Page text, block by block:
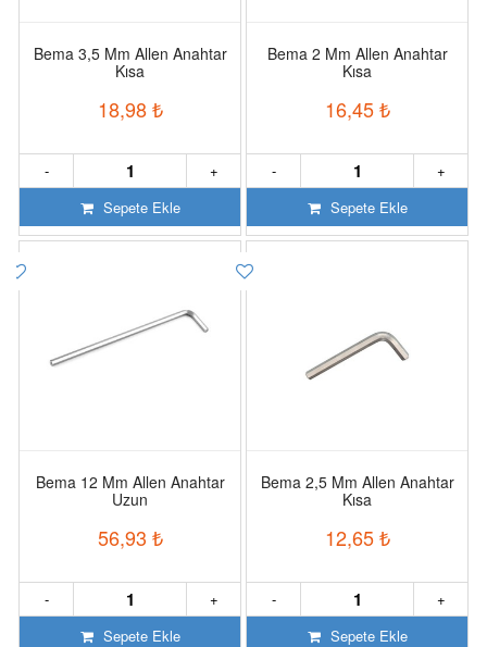
Bema 3,5 Mm Allen Anahtar
Kısa
18,98₺
+
-
Sepete Ekle
Bema 2 Mm Allen Anahtar
Kısa
16,45₺
+
-
Sepete Ekle
Bema 12 Mm Allen Anahtar
Uzun
56,93 ₺
+
-
Sepete Ekle
Bema 2,5 Mm Allen Anahtar
Kısa
12,65₺
+
-
Sepete Ekle